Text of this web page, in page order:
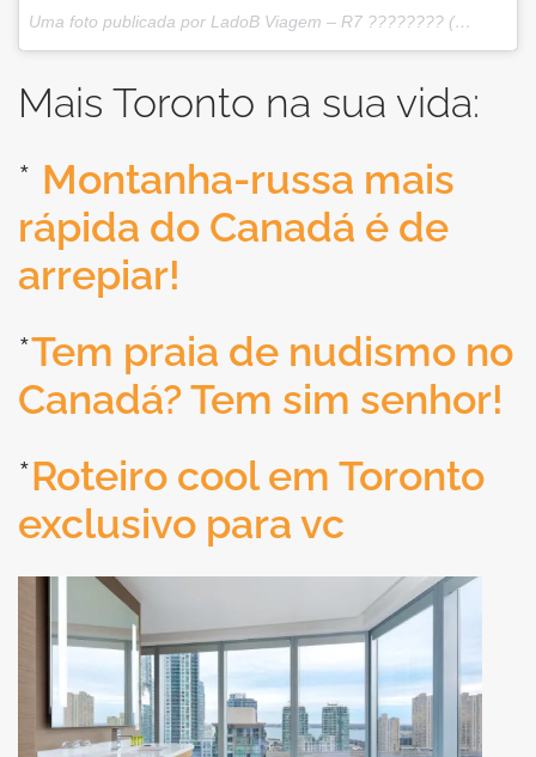
Uma foto publicada por LadoB Viagem – R7 ???????? (@ladobviagem) em
Mais Toronto na sua vida:
* Montanha-russa mais
rápida do Canadá é de
arrepiar!
*Tem praia de nudismo no
Canadá? Tem sim senhor!
*Roteiro cool em Toronto
exclusivo para vc